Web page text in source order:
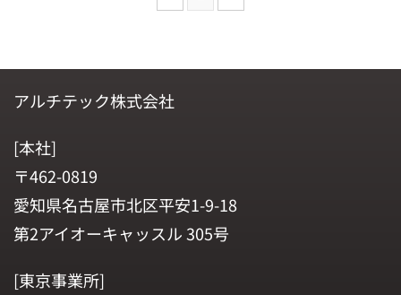
アルチテック株式会社
[本社]
〒462-0819
愛知県名古屋市北区平安1-9-18
第2アイオーキャッスル 305号
[東京事業所]